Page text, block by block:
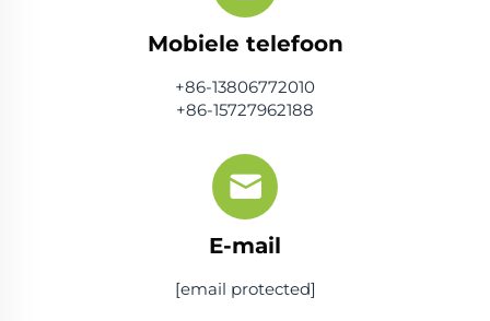
Mobiele telefoon
+86-13806772010
+86-15727962188
E-mail
[email protected]